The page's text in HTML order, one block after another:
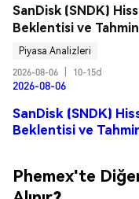
SanDisk (SNDK)
Beklentisi ve
Piyasa Analizleri
2026-08-06
10-15d
2026-08-06
SanDisk (SNDK)
Beklentisi ve
Phemex'te